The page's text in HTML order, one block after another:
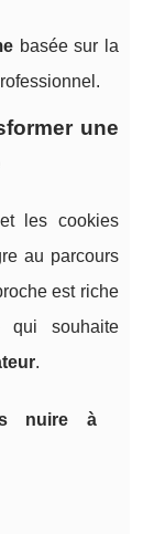
basée sur la
une
les cookies
au parcours
est riche
qui souhaite
.
nuire à